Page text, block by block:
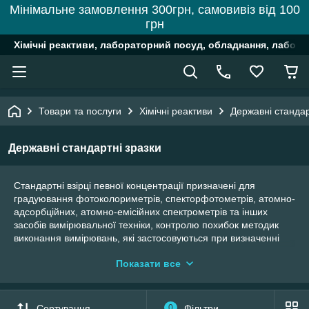
Мінімальне замовлення 300грн, самовивіз від 100
грн
Хімічні реактиви, лабораторний посуд, обладнання,
Товари та послуги Хімічні реактиви Державні
Державні стандартні зразки
Стандартні взірці певної концентрації призначені для
градуювання фотоколориметрів, спекторфотометрів, атомно-
адсорбційних, атомно-емісійних спектрометрів та інших
засобів вимірювальної техніки, контролю похибок методик
виконання вимірювань, які застосовуються при визначенні
Використовують при аналізах:
Показати все